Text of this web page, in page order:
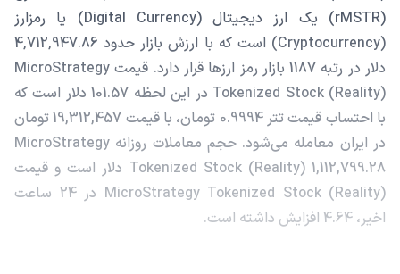
(rMSTR) یک ارز دیجیتال (Digital Currency) یا رمزارز
(Cryptocurrency) است که با ارزش بازار حدود 4,712,947.86
دلار در رتبه 1187 بازار رمز ارزها قرار دارد. قیمت MicroStrategy
Tokenized Stock (Reality) در این لحظه 101.57 دلار است که
با احتساب قیمت تتر 0.9994 تومان، با قیمت 19,312,457 تومان
در ایران معامله می‌شود. حجم معاملات روزانه MicroStrategy
Tokenized Stock (Reality) 1,112,799.28 دلار است و قیمت
MicroStrategy Tokenized Stock (Reality) در 24 ساعت
اخیر، 4.64 افزایش داشته است.